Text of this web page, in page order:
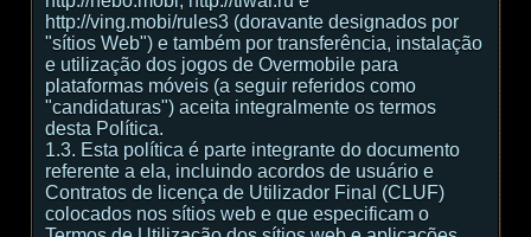
http://ving.mobi/rules3 (doravante designados por
"sítios Web") e também por transferência, instalação
e utilização dos jogos de Overmobile para
plataformas móveis (a seguir referidos como
"candidaturas") aceita integralmente os termos
desta Política.
1.3. Esta política é parte integrante do documento
referente a ela, incluindo acordos de usuário e
Contratos de licença de Utilizador Final (CLUF)
colocados nos sítios web e que especificam o